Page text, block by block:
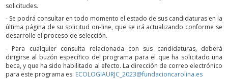
solicitudes.
- Se podrá consultar en todo momento el estado de sus candidaturas en la
última página de su solicitud on-line, que se irá actualizando conforme se
desarrolle el proceso de selección.
- Para cualquier consulta relacionada con sus candidaturas, deberá
dirigirse al buzón específico del programa para el que ha solicitado una
beca, y que ha sido habilitado al efecto. La dirección de correo electrónico
para este programa es: ECOLOGIAURJC_2023@fundacioncarolina.es